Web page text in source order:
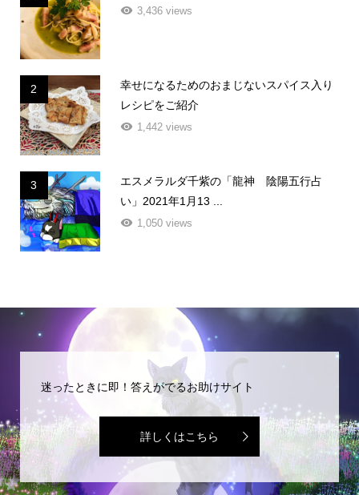
3,436 views
2
幸せになるためのおまじないスパイス入り
レシピをご紹介
1,442 views
3
エスメラルダ千紫の「龍神 陰陽五行占
い」2021年1月13 ...
1,050 views
迷ったときに即！答えがでるお助けサイト
詳しくはこちら